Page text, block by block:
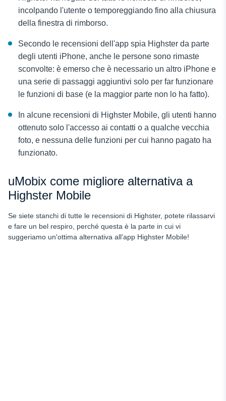
incolpando l'utente o temporeggiando fino alla chiusura
della finestra di rimborso.
Secondo le recensioni dell'app spia Highster da parte
degli utenti iPhone, anche le persone sono rimaste
sconvolte: è emerso che è necessario un altro iPhone e
una serie di passaggi aggiuntivi solo per far funzionare
le funzioni di base (e la maggior parte non lo ha fatto).
In alcune recensioni di Highster Mobile, gli utenti hanno
ottenuto solo l'accesso ai contatti o a qualche vecchia
foto, e nessuna delle funzioni per cui hanno pagato ha
funzionato.
uMobix come migliore alternativa a
Highster Mobile
Se siete stanchi di tutte le recensioni di Highster, potete rilassarvi
e fare un bel respiro, perché questa è la parte in cui vi
suggeriamo un'ottima alternativa all'app Highster Mobile!